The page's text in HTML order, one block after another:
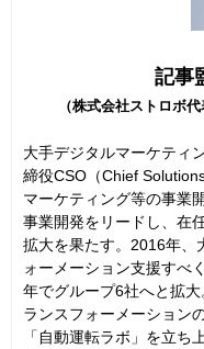
記事
（株式会社ストロボ
大手デジタルマーケティ
締役CSO（Chief
マーケティング等の事業
事業開発をリードし、在
拡大を果たす。2016年、
ォーメーション支援すべ
年でグループ6社へと拡
ランスフォーメーション
「自動運転ラボ」を立ち